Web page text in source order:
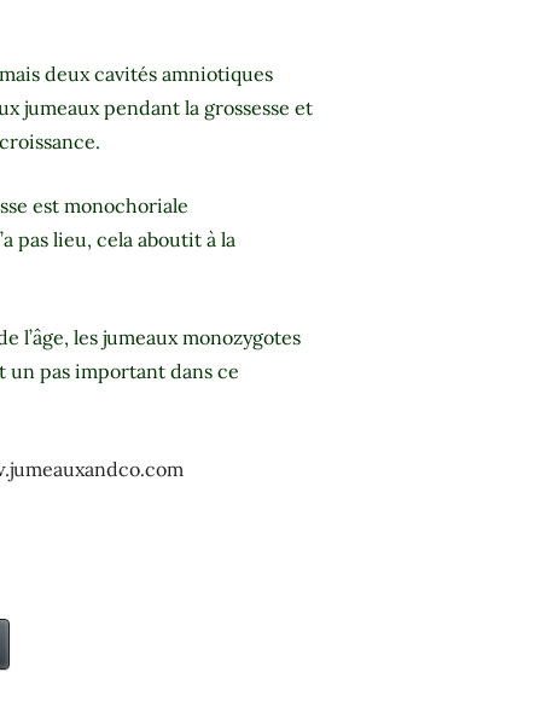
deux cavités amniotiques
jumeaux pendant la grossesse et
est monochoriale
pas lieu, cela aboutit à la
l’âge, les jumeaux monozygotes
un pas important dans ce